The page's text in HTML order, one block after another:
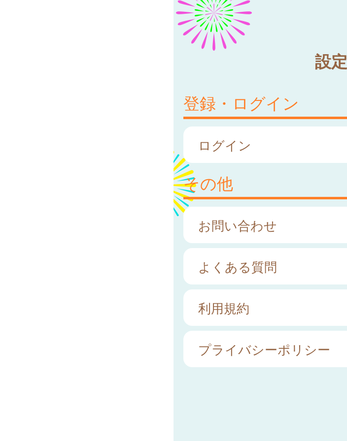
設定
登録・ログイン
ログイン
その他
お問い合わせ
よくある質問
利用規約
プライバシーポリシー